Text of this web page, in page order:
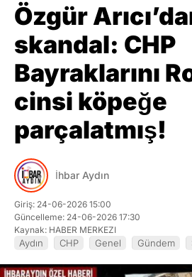
Özgür
skandal: CHP
Bayraklarını
cinsi köpeğe
parçalatmış!
İhbar Aydın
Giriş: 24-06-2026 15:00
Güncelleme: 24-06-2026 17:30
Kaynak: HABER MERKEZI
Aydın CHP Genel Gündem